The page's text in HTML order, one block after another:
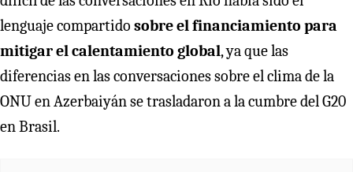
lenguaje compartido sobre el financiamiento para
mitigar el calentamiento global, ya que las
diferencias en las conversaciones sobre el clima de la
ONU en Azerbaiyán se trasladaron a la cumbre del G20
en Brasil.